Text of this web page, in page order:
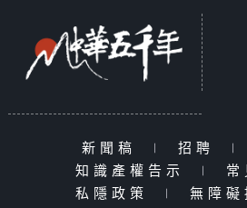
新聞稿 | 招聘 |
知識產權告示
|
私隱政策
| 無障